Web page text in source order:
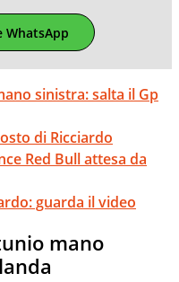
WhatsApp
sinistra: salta il Gp
di Ricciardo
Red Bull attesa da
guarda il video
mano